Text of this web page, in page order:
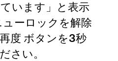
います」と表示
ーロックを解除
度 ボタンを3秒
さい。